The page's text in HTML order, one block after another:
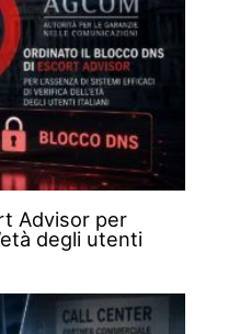
Advisor per
degli utenti